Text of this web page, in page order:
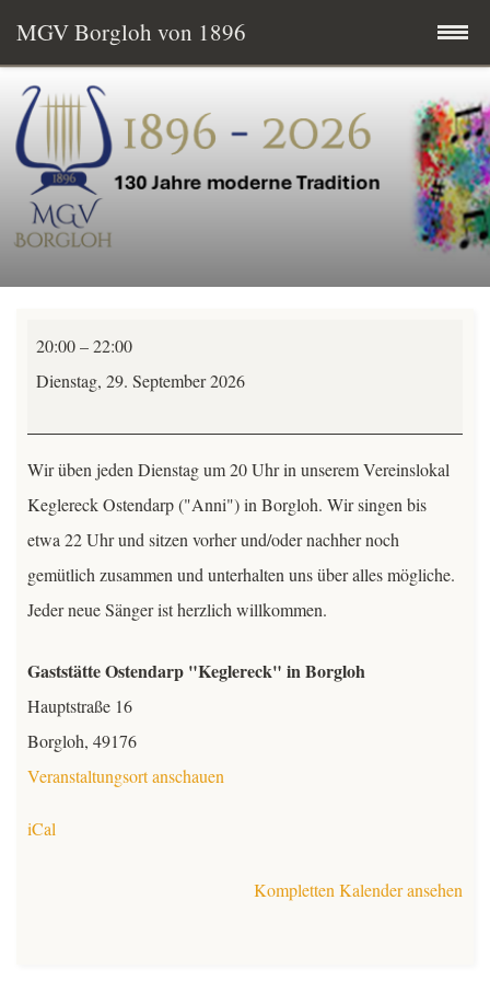
MGV Borgloh von 1896
Zum
Inhalt
springen
Startseite
Termine
MGV aktuell
Wissenswertes
Mitglied werden
Vorstand & Chorleitung
Mitglieder
TeutoChoriFeen
TeutoChoriFeen-Termine
TeutoChoriFeen Einblicke
TeutoMusiKids
TeutoMusiKids
TeutoMusiKids-Termine
Männerchor
Übungsabend
alle
Stimmen-
20:00–22:00
Dienstag, 29. September 2026
Wir üben jeden Dienstag um 20 Uhr in unserem Vereinslokal
Keglereck Ostendarp ("Anni") in Borgloh. Wir singen bis
etwa 22 Uhr und sitzen vorher und/oder nachher noch
gemütlich zusammen und unterhalten uns über alles mögliche.
Jeder neue Sänger ist herzlich willkommen.
Gaststätte Ostendarp "Keglereck" in Borgloh
Hauptstraße 16
Borgloh, 49176
Veranstaltungsort anschauen
iCal
Kompletten Kalender ansehen